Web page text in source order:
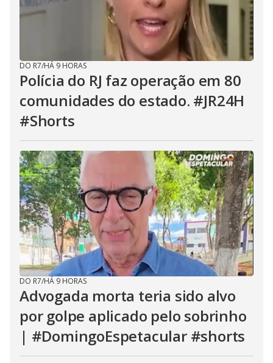
DO R7/HÁ 9 HORAS
Polícia do RJ faz operação em 80
comunidades do estado. #JR24H
#Shorts
DO R7/HÁ 9 HORAS
Advogada morta teria sido alvo
por golpe aplicado pelo sobrinho
| #DomingoEspetacular #shorts